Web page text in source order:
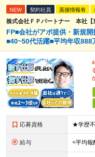
NEW 契約社員 面接情報有
株式会社ＦＰパートナー 本社【
FP■会社がアポ提供・新規
■40~50代活躍■平均年収888
応募資格
給与